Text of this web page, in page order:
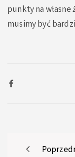
punkty na własne
musimy być
Post